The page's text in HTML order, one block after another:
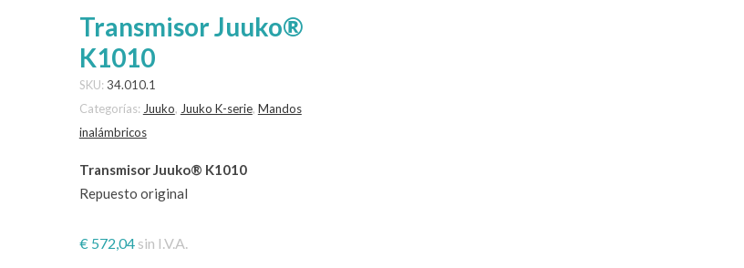
Transmisor Juuko®
K1010
SKU: 34.010.1
Categorías: Juuko, Juuko K-serie, Mandos
inalámbricos
Transmisor Juuko® K1010
Repuesto original
€ 572,04sin I.V.A.